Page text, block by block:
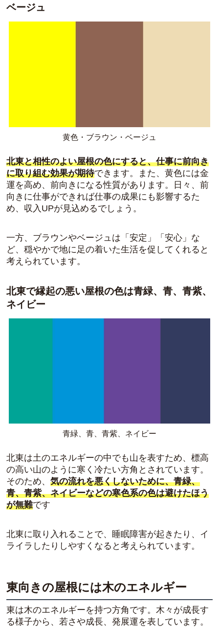
ベージュ
黄色・ブラウン・ベージュ
北東と相性のよい屋根の色にすると、仕事に前向き
に取り組む効果が期待できます。また、黄色には金
運を高め、前向きになる性質があります。日々、前
向きに仕事ができれば仕事の成果にも影響するた
め、収入UPが見込めるでしょう。
一方、ブラウンやベージュは「安定」「安心」な
ど、穏やかで地に足の着いた生活を促してくれる と
考えられています。
北東で縁起の悪い屋根の色は青緑、青、青紫、
ネイビー
青緑、青、青紫、ネイビー
北東は土のエネルギーの中でも山を表すため、標高
の高い山のように寒く冷たい方角とされています。
そのため、気の流れを悪くしないために、青緑、
青、青紫、ネイビーなどの寒色系の色は避けたほう
が無難です
北東に取り入れることで、 睡眠障害が起きたり、 イ
ライラ したりしやすくなると考えられています。
東向きの屋根には木のエネルギー
東は木のエネルギーを持つ方角です。木々が成長す
る様子から、若さや成長、発展運を表しています。